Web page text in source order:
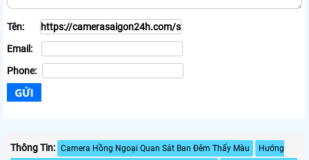
Tên:
Email:
Phone:
Thông Tin: Camera Hồng Ngoại Quan Sát Ban Đêm Thấy Màu Hướng